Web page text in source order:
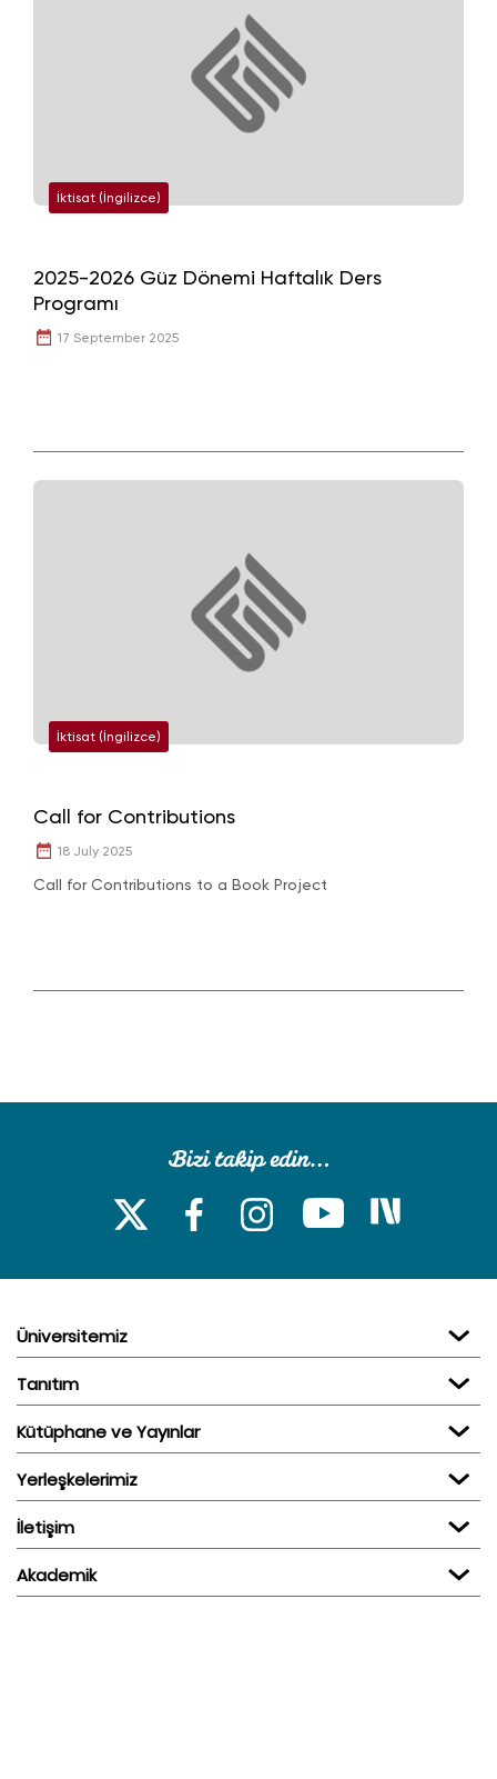
İktisat (İngilizce)
2025-2026 Güz Dönemi Haftalık Ders
Programı
17 September 2025
İktisat (İngilizce)
Call for Contributions
18 July 2025
Call for Contributions to a Book Project
Üniversitemiz
Tanıtım
Kütüphane ve Yayınlar
Yerleşkelerimiz
İletişim
Akademik